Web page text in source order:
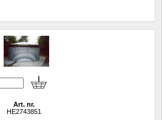
Art. nr.
HE2743851